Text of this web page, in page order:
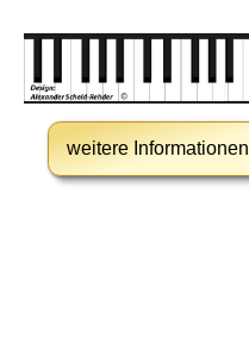
weitere Informationen